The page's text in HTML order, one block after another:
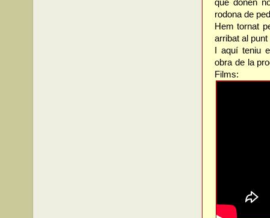
que donen
rodona de
Hem tornat
arribat al
I aquí teniu
obra de la
Films: